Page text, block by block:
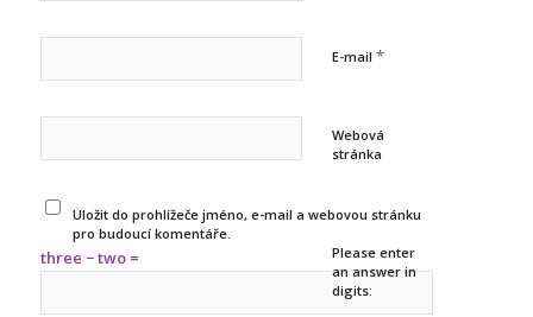
E-mail *
Webová
stránka
Uložit do prohlížeče jméno, e-mail a webovou stránku
pro budoucí komentáře.
Please enter
an answer in
digits:
three − two =